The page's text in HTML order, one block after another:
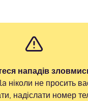
нападів
ніколи не просить
надіслати номер